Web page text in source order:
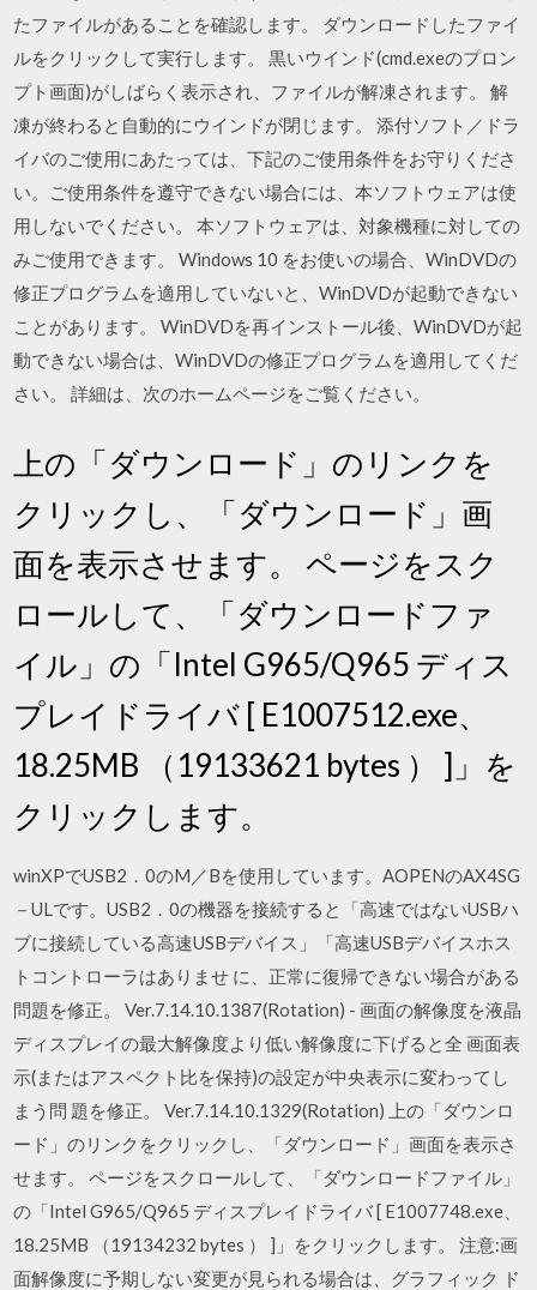
たファイルがあることを確認します。 ダウンロードしたファイ
ルをクリックして実行します。 黒いウインド(cmd.exeのプロン
プト画面)がしばらく表示され、ファイルが解凍されます。 解
凍が終わると自動的にウインドが閉じます。 添付ソフト／ドラ
イバのご使用にあたっては、下記のご使用条件をお守りくださ
い。ご使用条件を遵守できない場合には、本ソフトウェアは使
用しないでください。 本ソフトウェアは、対象機種に対しての
みご使用できます。 Windows 10 をお使いの場合、WinDVDの
修正プログラムを適用していないと、WinDVDが起動できない
ことがあります。 WinDVDを再インストール後、WinDVDが起
動できない場合は、WinDVDの修正プログラムを適用してくだ
さい。 詳細は、次のホームページをご覧ください。
上の「ダウンロード」のリンクを
クリックし、「ダウンロード」画
面を表示させます。 ページをスク
ロールして、「ダウンロードファ
イル」の「Intel G965/Q965 ディス
プレイドライバ [ E1007512.exe、
18.25MB （19133621 bytes ） ]」を
クリックします。
winXPでUSB2．0のM／Bを使用しています。AOPENのAX4SG
－ULです。USB2．0の機器を接続すると「高速ではないUSBハ
ブに接続している高速USBデバイス」「高速USBデバイスホス
トコントローラはありませ に、正常に復帰できない場合がある
問題を修正。 Ver.7.14.10.1387(Rotation) - 画面の解像度を液晶
ディスプレイの最大解像度より低い解像度に下げると全 画面表
示(またはアスペクト比を保持)の設定が中央表示に変わってし
まう問 題を修正。 Ver.7.14.10.1329(Rotation) 上の「ダウンロ
ード」のリンクをクリックし、「ダウンロード」画面を表示さ
せます。 ページをスクロールして、「ダウンロードファイル」
の「Intel G965/Q965 ディスプレイドライバ [ E1007748.exe、
18.25MB （19134232 bytes ） ]」をクリックします。 注意:画
面解像度に予期しない変更が見られる場合は、グラフィック ド